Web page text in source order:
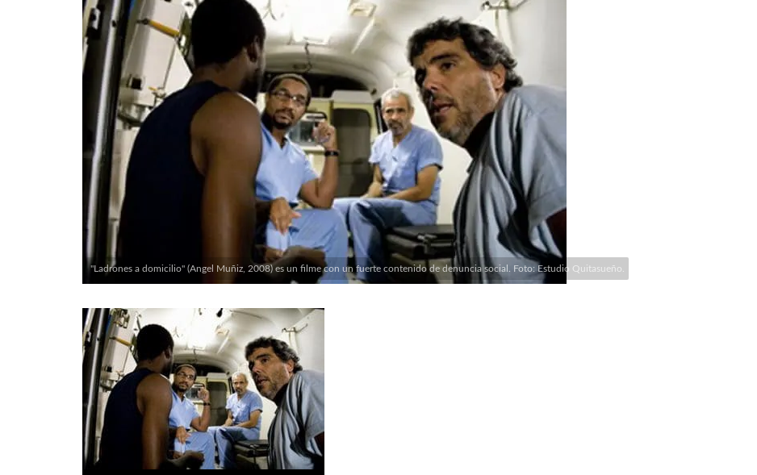
"Ladrones a domicilio" (Angel Muñiz, 2008) es un filme con un fuerte contenido de denuncia social. Foto: Estudio Quitasueño.